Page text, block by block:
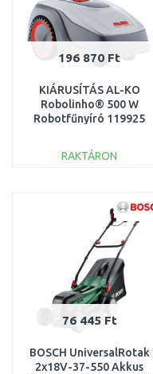
196 870 Ft
KIÁRUSÍTÁS AL-KO
Robolinho® 500 W
Robotfűnyíró 119925
RAKTÁRON
Összehasonlítás
76 445 Ft
BOSCH UniversalRotak
2x18V-37-550 Akkus